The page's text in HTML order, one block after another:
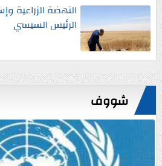
النهضة الزراعية
الرئيس السيسي
شووف